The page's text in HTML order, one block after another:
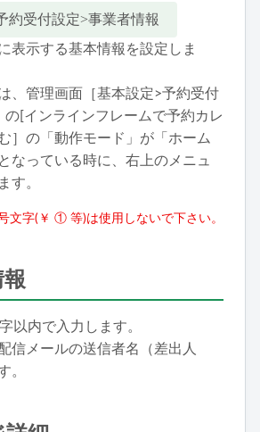
約受付設定>事業者情報
表示する基本情報を設定しま
、管理画面［基本設定>予約受付
[インラインフレームで予約カレ
］の「動作モード」が「ホーム
なっている時に、右上のメニュ
す。
文字(￥ ① 等)は使用しないで下さい。
以内で入力します。
信メールの送信者名（差出人